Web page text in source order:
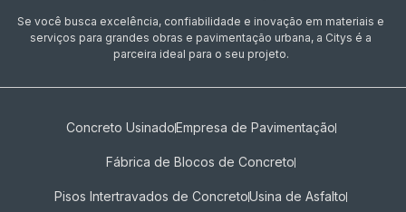
Se você busca excelência, confiabilidade e inovação em materiais e
serviços para grandes obras e pavimentação urbana, a Citys é a
parceira ideal para o seu projeto.
Concreto UsinadoEmpresa de Pavimentação
Fábrica de Blocos de Concreto
Pisos Intertravados de Concreto​Usina de Asfalto